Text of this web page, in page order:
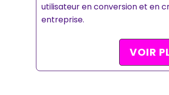
utilisateur en conversion et en
entreprise.
VOIR